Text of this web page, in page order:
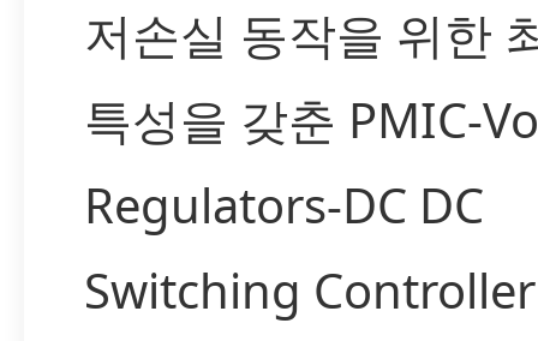
저손실 동작을 위한
특성을 갖춘 PMIC-
Regulators-DC DC
Switching